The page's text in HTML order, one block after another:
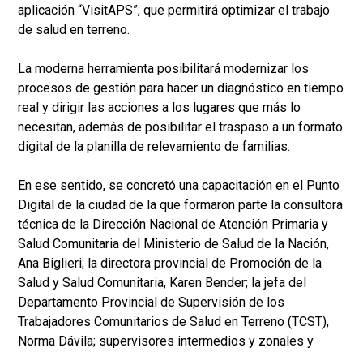
aplicación “VisitAPS”, que permitirá optimizar el trabajo
de salud en terreno.
La moderna herramienta posibilitará modernizar los
procesos de gestión para hacer un diagnóstico en tiempo
real y dirigir las acciones a los lugares que más lo
necesitan, además de posibilitar el traspaso a un formato
digital de la planilla de relevamiento de familias.
En ese sentido, se concretó una capacitación en el Punto
Digital de la ciudad de la que formaron parte la consultora
técnica de la Dirección Nacional de Atención Primaria y
Salud Comunitaria del Ministerio de Salud de la Nación,
Ana Biglieri; la directora provincial de Promoción de la
Salud y Salud Comunitaria, Karen Bender; la jefa del
Departamento Provincial de Supervisión de los
Trabajadores Comunitarios de Salud en Terreno (TCST),
Norma Dávila; supervisores intermedios y zonales y